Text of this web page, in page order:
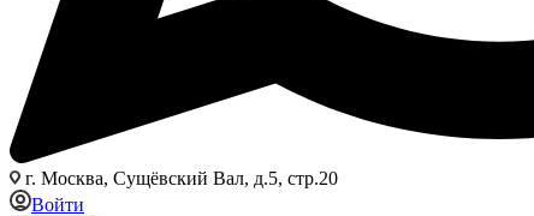
г. Москва, Сущёвский Вал, д.5, стр.20
Войти